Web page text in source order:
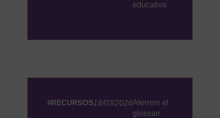
educativa
#RECURSOS18/03/2026Aterrem el
glossari